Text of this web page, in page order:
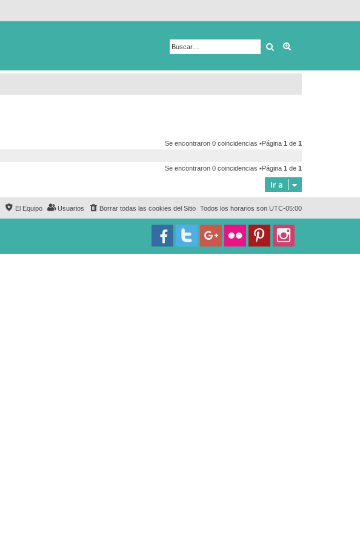
Buscar
Se encontraron 0 coincidencias •Página 1 de 1
Se encontraron 0 coincidencias •Página 1 de 1
Ir a
Todos los horarios son UTC-05:00
Borrar todas las cookies del Sitio
Usuarios
El Equipo